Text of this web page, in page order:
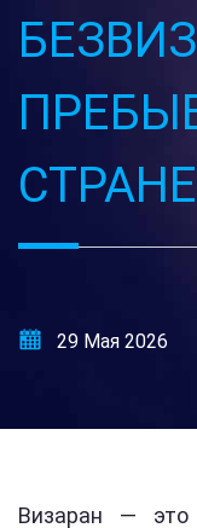
СТРАНЕ
29 Мая 2026
Визаран — это